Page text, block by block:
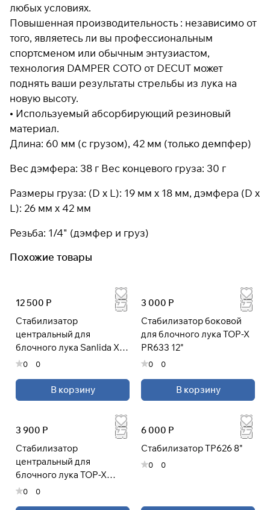
любых условиях.
Повышенная производительность : независимо от
того, являетесь ли вы профессиональным
спортсменом или обычным энтузиастом,
технология DAMPER COTO от DECUT может
поднять ваши результаты стрельбы из лука на
новую высоту.
• Используемый абсорбирующий резиновый
материал.
Длина: 60 мм (с грузом), 42 мм (только демпфер)
Вес дэмфера: 38 г Вес концевого груза: 30 г
Размеры груза: (D x L): 19 мм x 18 мм, дэмфера (D x
L): 26 мм x 42 мм
Резьба: 1/4" (дэмфер и груз)
Похожие товары
12 500 Р
Стабилизатор
центральный для
блочного лука Sanlida X10
14-30" Синий
0 0
В корзину
3 000 Р
Стабилизатор боковой
для блочного лука TOP-X
PR633 12"
0 0
В корзину
3 900 Р
Стабилизатор
центральный для
блочного лука TOP-X
PR633 30"
0 0
6 000 Р
Стабилизатор TP626 8"
0 0
раз в 2 недели